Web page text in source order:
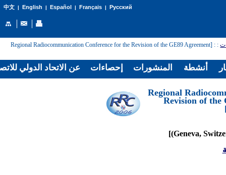
中文| English | Español | Français| Русский
:
: [Regional Radiocommunication Conference for the Revision of the GE89 Agreement
[Regional
Revision of the
عن الاتحاد الدولي إحصاءات المنشورات أنشطة